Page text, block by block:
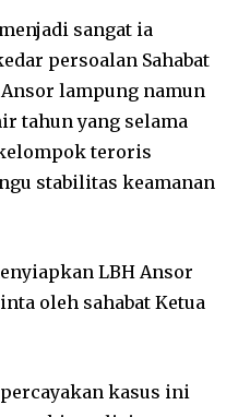
sangat ia
persoalan Sahabat
lampung namun
tahun yang selama
teroris
stabilitas keamanan
LBH Ansor
oleh sahabat Ketua
kasus ini